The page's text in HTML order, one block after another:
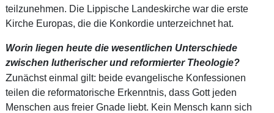
teilzunehmen. Die Lippische Landeskirche war die erste
Kirche Europas, die die Konkordie unterzeichnet hat.
Worin liegen heute die wesentlichen Unterschiede
zwischen lutherischer und reformierter Theologie?
Zunächst einmal gilt: beide evangelische Konfessionen
teilen die reformatorische Erkenntnis, dass Gott jeden
Menschen aus freier Gnade liebt. Kein Mensch kann sich